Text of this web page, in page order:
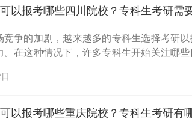
以报考哪些四川院校？专科生考研需
竞争的加剧，越来越多的专科生选择考研
。在这种情况下，许多专科生开始关注哪些
可以报
以报考哪些重庆院校？专科生考研有